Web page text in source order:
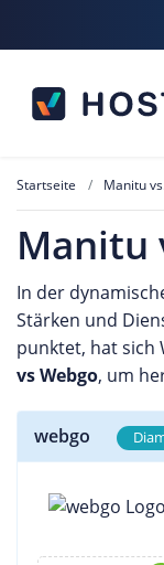
Startseite Manitu
Manitu
In der
Stärken und
punktet, hat sich
vs Webgo, um
webgo